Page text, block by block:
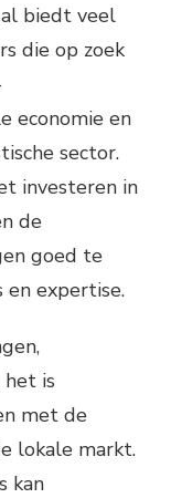
biedt veel
die op zoek
economie en
sector.
investeren in
de
goed te
expertise.
is
met de
lokale markt.
kan